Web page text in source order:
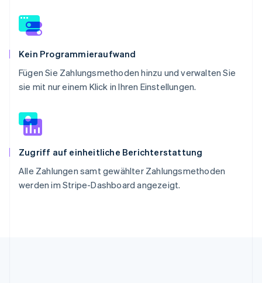
Kein Programmieraufwand
Fügen Sie Zahlungsmethoden hinzu und verwalten Sie
sie mit nur einem Klick in Ihren Einstellungen.
Zugriff auf einheitliche Berichterstattung
Alle Zahlungen samt gewählter Zahlungsmethoden
werden im Stripe-Dashboard angezeigt.